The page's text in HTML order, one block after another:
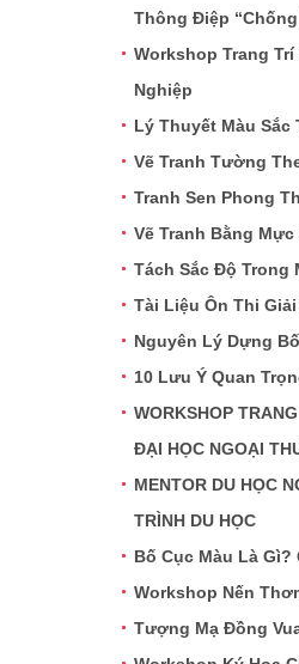
Thông Điệp “Chống
Workshop Trang
Nghiệp
Lý Thuyết Màu Sắc
Vẽ Tranh Tường
Tranh Sen Phong
Vẽ Tranh Bằng
Tách Sắc Độ Trong
Tài Liệu Ôn Thi
Nguyên Lý Dựng
10 Lưu Ý Quan
WORKSHOP
ĐẠI HỌC NGOẠI
MENTOR DU HỌC
TRÌNH DU HỌC
Bố Cục Màu Là Gì?
Workshop Nến
Tượng Mạ Đồng